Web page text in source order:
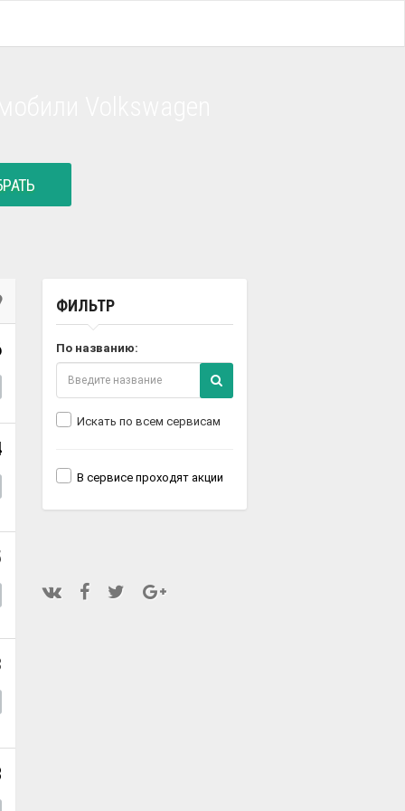
ФИЛЬТР
По названию:
Искать по всем сервисам
В сервисе проходят акции